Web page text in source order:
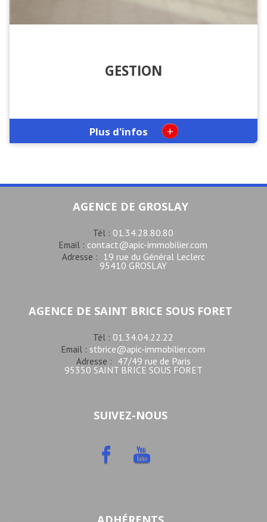
GESTION
Plus d'infos +
AGENCE DE GROSLAY
Tél : 01.34.28.80.80
Email : contact@apic-immobilier.com
Adresse : 19 rue du Général Leclerc
95410 GROSLAY
AGENCE DE SAINT BRICE SOUS FORET
Tél : 01.34.04.22.22
Email : stbrice@apic-immobilier.com
Adresse : 47/49 rue de Paris
95350 SAINT BRICE SOUS FORET
SUIVEZ-NOUS